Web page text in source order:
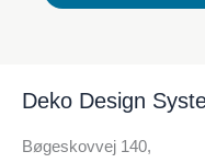
Deko Design
Bøgeskovvej 140,